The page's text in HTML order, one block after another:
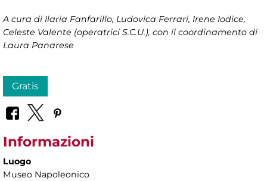
A cura di Ilaria Fanfarillo, Ludovica Ferrari, Irene Iodice,
Celeste Valente (operatrici S.C.U.), con il coordinamento di
Laura Panarese
Gratis
Informazioni
Luogo
Museo Napoleonico